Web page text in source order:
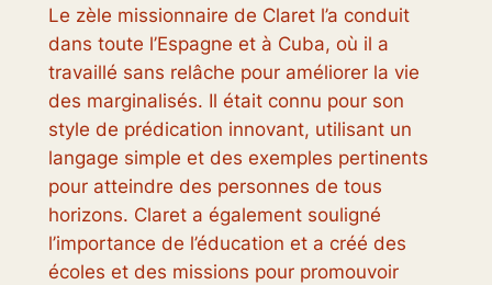
Le zèle missionnaire de Claret l’a conduit
dans toute l’Espagne et à Cuba, où il a
travaillé sans relâche pour améliorer la vie
des marginalisés. Il était connu pour son
style de prédication innovant, utilisant un
langage simple et des exemples pertinents
pour atteindre des personnes de tous
horizons. Claret a également souligné
l’importance de l’éducation et a créé des
écoles et des missions pour promouvoir